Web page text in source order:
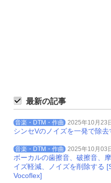
最新の記事
音楽・DTM・作曲 2025年10月23
シンセVのノイズを一発で除去
音楽・DTM・作曲 2025年10月03
ボーカルの歯擦音、破擦音、
イズ軽減、ノイズを削除する
Vocoflex]